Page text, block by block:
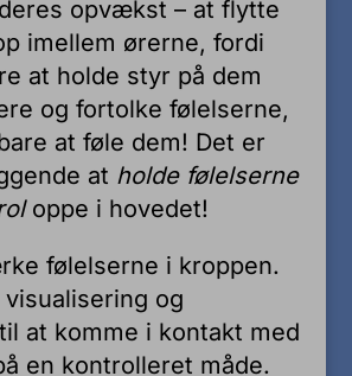
opvækst – at flytte
imellem ørerne, fordi
at holde styr på dem
og fortolke følelserne,
at føle dem! Det er
at holde følelserne
oppe i hovedet!
følelserne i kroppen.
og
at komme i kontakt med
en kontrolleret måde.